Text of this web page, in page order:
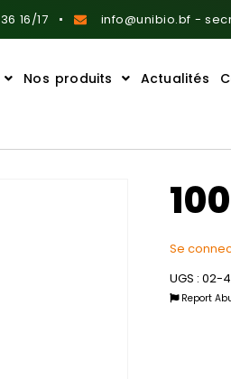
16/17 info@unibio.bf -
Nos produits Actualités
Se
UGS : 02-
Report